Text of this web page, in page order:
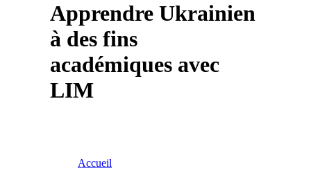
Apprendre Ukrainien
à des fins
académiques avec
LIM
Accueil